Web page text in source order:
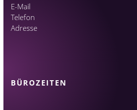
E-Mail
Telefon
Adresse
BÜROZEITEN